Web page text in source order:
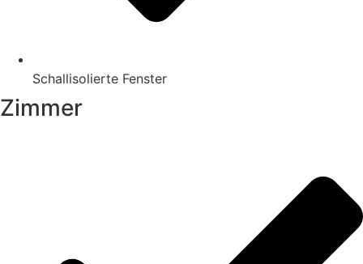
Schallisolierte Fenster
Zimmer